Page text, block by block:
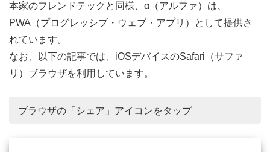
本家のフレンドテックと同様、α（アルファ）は、
PWA（プログレッシブ・ウェブ・アプリ）として提供さ
れています。
なお、以下の記事では、iOSデバイスのSafari（サファ
リ）ブラウザを利用しています。
ブラウザの「シェア」アイコンをタップ